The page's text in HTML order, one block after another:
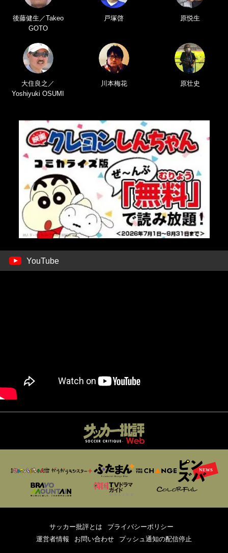
後藤健生／Takeo
GOTO
戸塚啓 原悦生
大住良之／
Yoshiyuki OSUMI
川本梅花 原壮史
YouTube
サッカー批評とは
プライバシーポリシー
運営者情報
お問い合わせ プッシュ通知の配信停止